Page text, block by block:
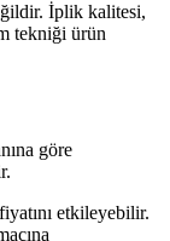
İplik kalitesi,
tekniği ürün
göre
etkileyebilir.